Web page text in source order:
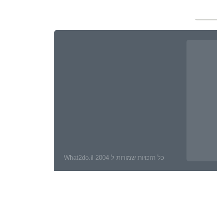
כל הזכויות שמורות ל What2do.il 2004